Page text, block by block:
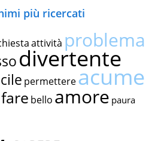
più ricercati
attività problema
divertente
permettereacume
fare bello amore paura